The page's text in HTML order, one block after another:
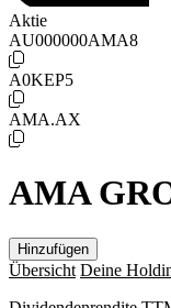
Aktie
AU000000AMA8
A0KEP5
AMA.AX
AMA
Hinzufügen
Übersicht Deine